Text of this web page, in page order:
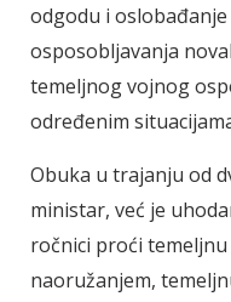
odgodu i
osposobljavanja
temeljnog vojnog
određenim
Obuka u trajanju od
ministar, već je
ročnici proći
naoružanjem,